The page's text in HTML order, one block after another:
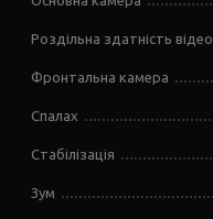
Роздільна здатність відео
Фронтальна камера
Спалах
Стабілізація
Зум